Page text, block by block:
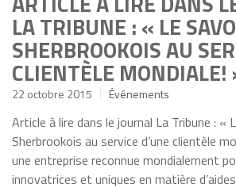
LA TRIBUNE : « LE
SHERBROOKOIS AU
CLIENTÈLE MONDIALE!
22 octobre 2015 Événements
Article à lire dans le journal La Tribune : «
Sherbrookois au service d’une clientèle
une entreprise reconnue mondialement
innovatrices et uniques en matière